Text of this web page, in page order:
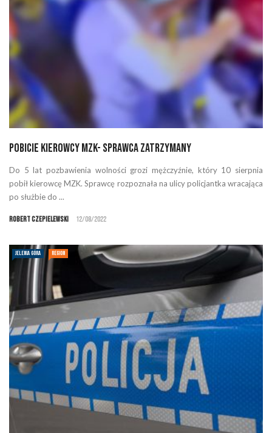
Pobicie kierowcy MZK- sprawca zatrzymany
Do 5 lat pozbawienia wolności grozi mężczyźnie, który 10 sierpnia
pobił kierowcę MZK. Sprawcę rozpoznała na ulicy policjantka wracająca
po służbie do ...
Robert Czepielewski 12/08/2022
JELENIA GÓRA REGION